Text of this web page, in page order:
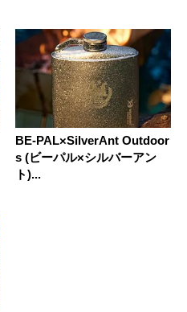
BE-PAL×SilverAnt Outdoor
s (ビーパル×シルバーアン
ト)...